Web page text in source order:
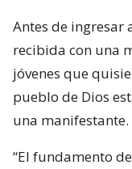
Antes de ingresar
recibida con una
jóvenes que
pueblo de Dios
una manifestante.
“El fundamento